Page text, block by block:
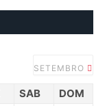
SETEMBRO
SAB DOM